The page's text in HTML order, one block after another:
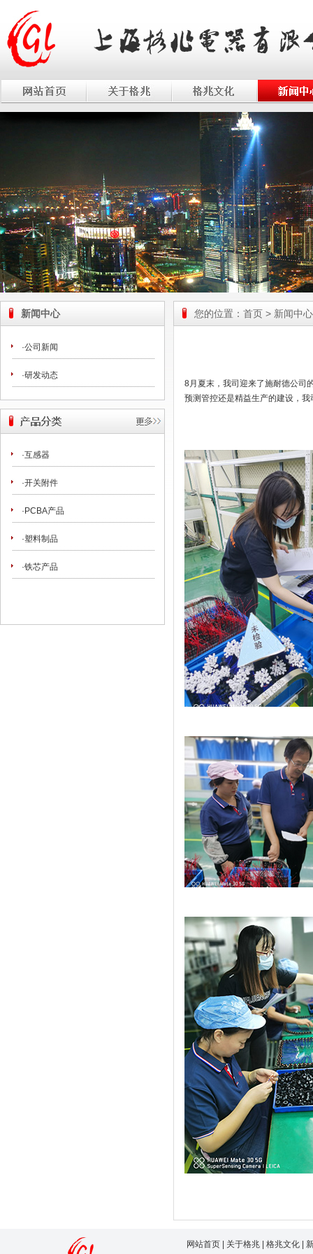
新闻中心
·公司新闻
·研发动态
·互感器
·开关附件
·PCBA产品
·塑料制品
·铁芯产品
您的位置： 首页 > 新闻中心
8月夏末，我司迎来了施耐德公司
预测管控还是精益生产的建设，
网站首页 关于格兆 格兆文化